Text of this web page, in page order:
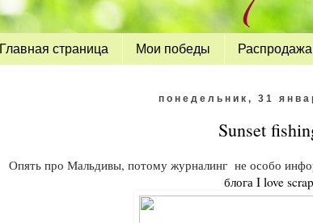
Главная страница Мои победы Распродажа
понедельник, 31
Sunset
Опять про Мальдивы, потому журналинг не особо
блога I love scrap